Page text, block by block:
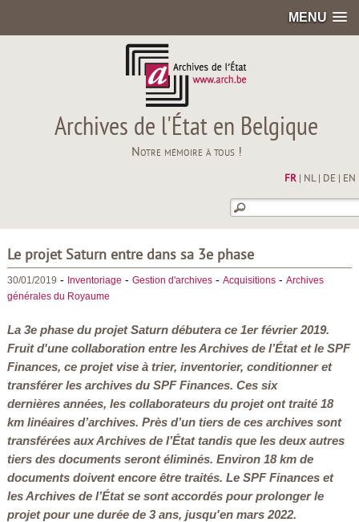
MENU
Archives de l'État en Belgique
Notre mémoire à tous !
FR| NL| DE EN
Le projet Saturn entre dans sa 3e phase
30/01/2019 - Inventoriage - Gestion d'archives- Acquisitions- Archives
générales du Royaume
La 3e phase du projet Saturn débutera ce 1er février 2019.
Fruit d'une collaboration entre les Archives de l’État et le SPF
Finances, ce projet vise à trier, inventorier, conditionner et
transférer les archives du SPF Finances. Ces six
dernières années, les collaborateurs du projet ont traité 18
km linéaires d’archives. Près d’un tiers de ces archives sont
transférées aux Archives de l’État tandis que les deux autres
tiers des documents seront éliminés. Environ 18 km de
documents doivent encore être traités. Le SPF Finances et
les Archives de l’État se sont accordés pour prolonger le
projet pour une durée de 3 ans, jusqu'en mars 2022.